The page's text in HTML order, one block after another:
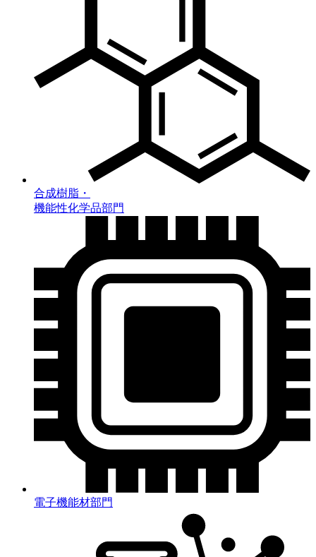
合成樹脂・
機能性化学品部門
電子機能材部門